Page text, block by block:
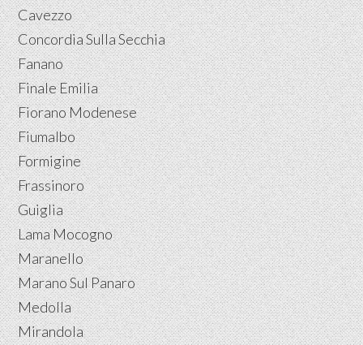
Cavezzo
Concordia Sulla Secchia
Fanano
Finale Emilia
Fiorano Modenese
Fiumalbo
Formigine
Frassinoro
Guiglia
Lama Mocogno
Maranello
Marano Sul Panaro
Medolla
Mirandola